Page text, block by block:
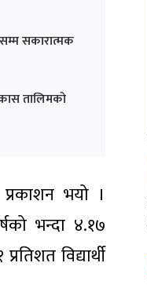
सकारात्मक
तालिमको
भयो ।
भन्दा ४.१७
विद्यार्थी